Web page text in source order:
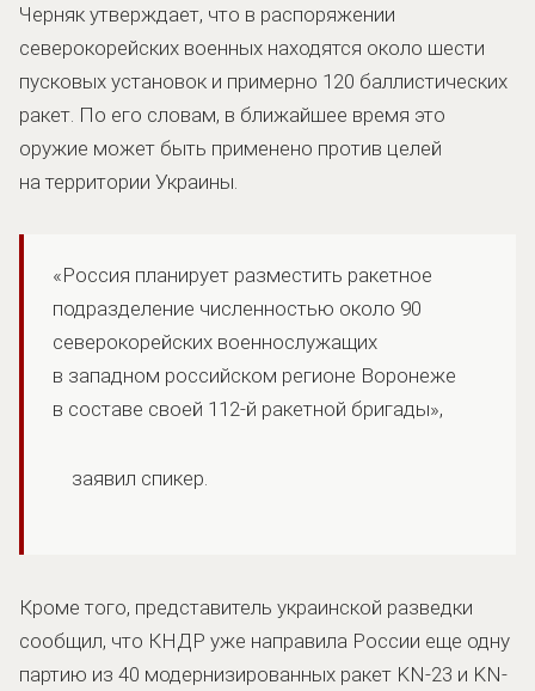
Черняк утверждает, что в распоряжении
северокорейских военных находятся около шести
пусковых установок и примерно 120 баллистических
ракет. По его словам, в ближайшее время это
оружие может быть применено против целей
на территории Украины.
«Россия планирует разместить ракетное
подразделение численностью около 90
северокорейских военнослужащих
в западном российском регионе Воронеже
в составе своей 112-й ракетной бригады»,
заявил спикер.
Кроме того, представитель украинской разведки
сообщил, что КНДР уже направила России еще одну
партию из 40 модернизированных ракет KN-23 и KN-